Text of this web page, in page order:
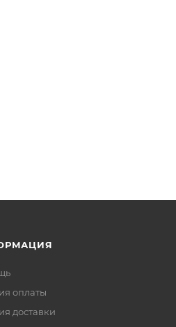
оплаты
доставки